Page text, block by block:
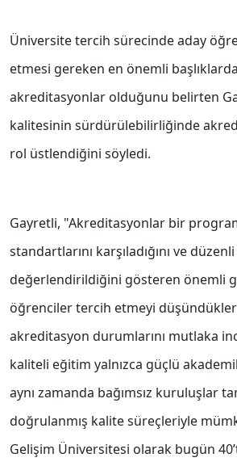
Üniversite tercih sürecinde aday
etmesi gereken en önemli
akreditasyonlar olduğunu belirten
kalitesinin sürdürülebilirliğinde
rol üstlendiğini söyledi.
Gayretli, "Akreditasyonlar bir
standartlarını karşıladığını ve
değerlendirildiğini gösteren önemli
öğrenciler tercih etmeyi
akreditasyon durumlarını mutlaka
kaliteli eğitim yalnızca güçlü
aynı zamanda bağımsız kuruluşlar
doğrulanmış kalite süreçleriyle
Gelişim Üniversitesi olarak bugün